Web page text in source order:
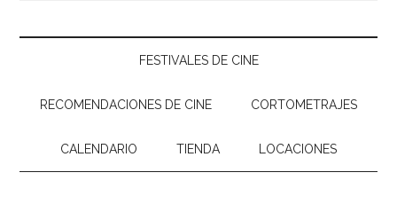
FESTIVALES DE CINE
RECOMENDACIONES DE CINE CORTOMETRAJES
CALENDARIO TIENDA LOCACIONES